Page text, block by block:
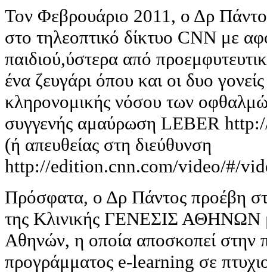
Τον Φεβρουάριο 2011, ο Δρ
στο τηλεοπτικό δίκτυο CNN με
παιδιού,ύστερα από
ένα ζευγάρι όπου και οι δυο
κληρονομικής νόσου των
συγγενής αμαύρωση LEBER
(ή απευθείας στη διεύθυνση
http://edition.cnn.com/video/#/
Πρόσφατα, ο Δρ Πάντος προέβη
της Κλινικής ΓΕΝΕΣΙΣ ΑΘΗΝΩΝ
Αθηνών, η οποία αποσκοπεί στην
προγράμματος e-learning σε